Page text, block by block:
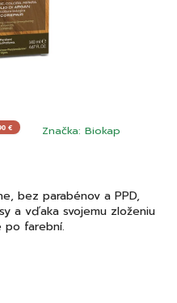
€ Značka:Biokap
bez parabénov a PPD,
a vďaka svojemu zloženiu
po farební.